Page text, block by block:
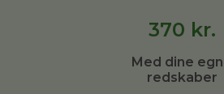
370 kr.
Med dine
redskaber